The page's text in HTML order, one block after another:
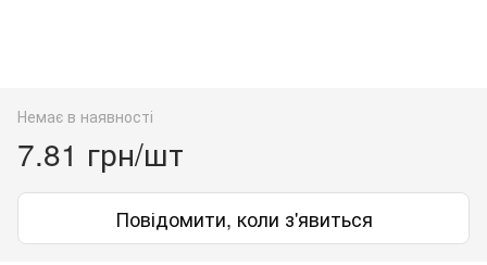
Немає в наявності
7.81 грн/шт
Повідомити, коли з'явиться